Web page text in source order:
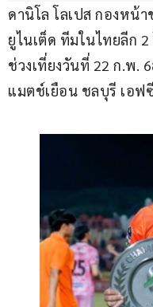
ดานิโล โลเปส กองหน้
ยูไนเต็ด ทีมในไทยลีก
ช่วงเที่ยงวันที่ 22 ก.พ.
แมตช์เยือน ชลบุรี เอฟ